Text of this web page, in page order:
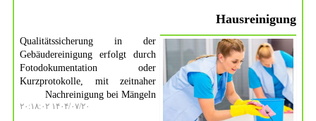
Hausreinigung
Qualitätssicherung in der
Gebäudereinigung erfolgt durch
Fotodokumentation oder
Kurzprotokolle, mit zeitnaher
Nachreinigung bei Mängeln
۱۴۰۴/۰۷/۲۰ ۲۰:۱۸:۰۲